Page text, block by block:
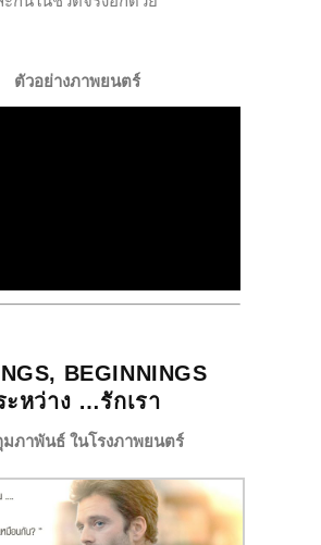
ตัวอย่างภาพยนตร์
BEGINNINGS
ะหว่าง …รักเรา
มภาพันธ์ ในโรงภาพยนตร์